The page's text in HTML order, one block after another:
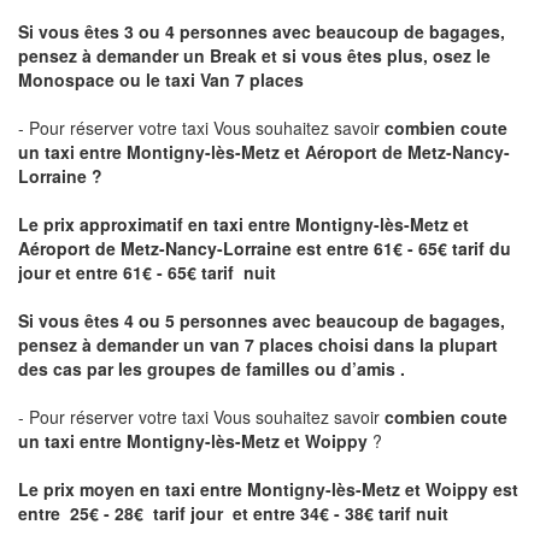
Si vous êtes 3 ou 4 personnes avec beaucoup de bagages,
pensez à demander un Break et si vous êtes plus, osez le
Monospace ou le taxi Van 7 places
- Pour réserver votre taxi Vous souhaitez savoir combien coute
un taxi entre Montigny-lès-Metz et Aéroport de Metz-Nancy-
Lorraine ?
Le prix approximatif en taxi entre Montigny-lès-Metz et
Aéroport de Metz-Nancy-Lorraine est entre 61€ - 65€ tarif du
jour et entre 61€ - 65€ tarif nuit
Si vous êtes 4 ou 5 personnes avec beaucoup de bagages,
pensez à demander un van 7 places choisi dans la plupart
des cas par les groupes de familles ou d’amis .
- Pour réserver votre taxi Vous souhaitez savoir combien coute
un taxi entre Montigny-lès-Metz et Woippy ?
Le prix moyen en taxi entre Montigny-lès-Metz et Woippy est
entre 25€ - 28€ tarif jour et entre 34€ - 38€ tarif nuit